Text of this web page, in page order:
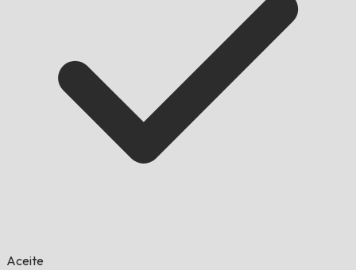
Aceite